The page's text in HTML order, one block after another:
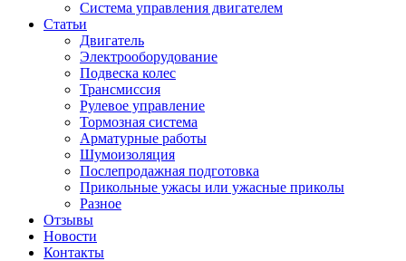
Система управления двигателем
Статьи
Двигатель
Электрооборудование
Подвеска колес
Трансмиссия
Рулевое управление
Тормозная система
Арматурные работы
Шумоизоляция
Послепродажная подготовка
Прикольные ужасы или ужасные приколы
Разное
Отзывы
Новости
Контакты